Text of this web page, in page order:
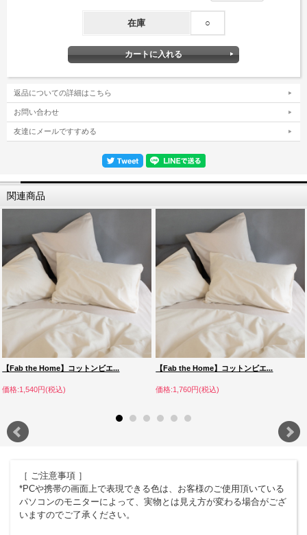
在庫 ○
返品についての詳細はこちら
お問い合わせ
友達にメールですすめる
関連商品
【Fab the Home】コットンビエ...
価格:1,540円(税込)
【Fab the Home】コットンビエ...
価格:1,760円(税込)
［ ご注意事項 ］
*PCや携帯の画面上で表現できる色は、お客様のご使用頂いている
パソコンのモニターによって、実物とは見え方が変わる場合がござ
いますのでご了承ください。